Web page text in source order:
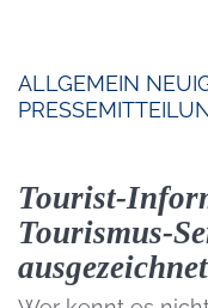
ALLGEMEIN
Tourist-
Tourismus-
ausgezeichnet